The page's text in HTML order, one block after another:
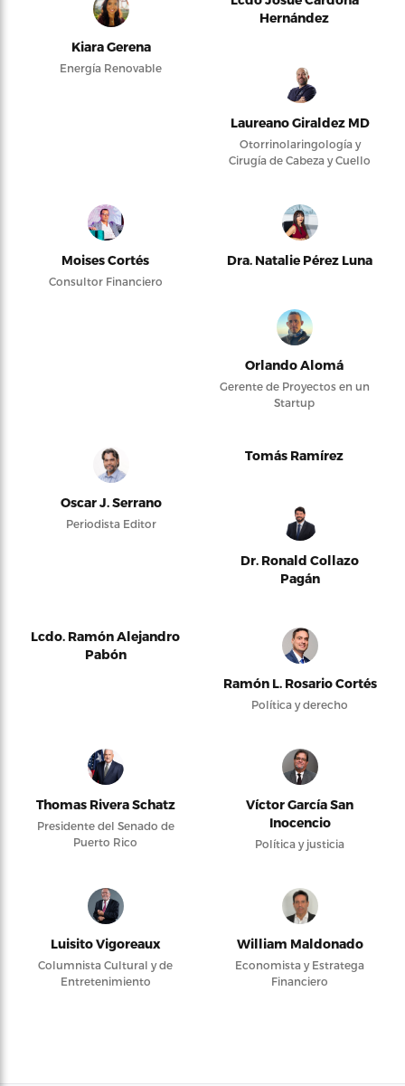
Kiara Gerena
Energía Renovable
Hernández
Laureano Giraldez MD
Otorrinolaringología y
Cirugía de Cabeza y Cuello
Moises Cortés
Consultor Financiero
Dra. Natalie Pérez Luna
Orlando Alomá
Gerente de Proyectos en un
Startup
Oscar J. Serrano
Periodista Editor
Tomás Ramírez
Dr. Ronald Collazo
Pagán
Lcdo. Ramón Alejandro
Pabón
Ramón L. Rosario Cortés
Política y derecho
Thomas Rivera Schatz
Presidente del Senado de
Puerto Rico
Víctor García San
Inocencio
Política y justicia
Luisito Vigoreaux
Columnista Cultural y de
Entretenimiento
William Maldonado
Economista y Estratega
Financiero